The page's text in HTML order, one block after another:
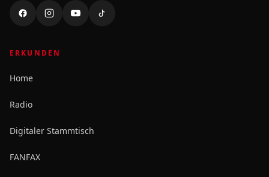
ERKUNDEN
Home
Radio
Digitaler Stammtisch
FANFAX